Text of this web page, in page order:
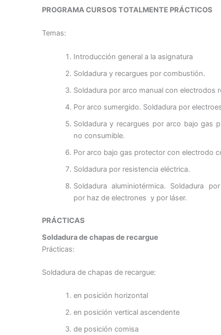
PROGRAMA CURSOS TOTALMENTE PRÁCTICOS
Temas:
Introducción general a la asignatura
Soldadura y recargues por combustión.
Soldadura por arco manual con electrodos
Por arco sumergido. Soldadura por
Soldadura y recargues por arco bajo gas
no consumible.
Por arco bajo gas protector con electrodo
Soldadura por resistencia eléctrica.
Soldadura aluminiotérmica. Soldadura
por haz de electrones y por láser.
PRÁCTICAS
Soldadura de chapas de recargue
Prácticas:
Soldadura de chapas de recargue:
en posición horizontal
en posición vertical ascendente
de posición comisa